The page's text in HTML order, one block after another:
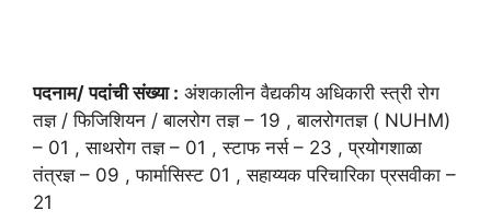
पदनाम/ पदांची संख्या : अंशकालीन वैद्यकीय अधिकारी स्त्री रोग
तज्ञ / फिजिशियन / बालरोग तज्ञ – 19 , बालरोगतज्ञ ( NUHM)
– 01 , साथरोग तज्ञ – 01 , स्टाफ नर्स – 23 , प्रयोगशाळा
तंत्रज्ञ – 09 , फार्मासिस्ट 01 , सहाय्यक परिचारिका प्रसवीका –
21